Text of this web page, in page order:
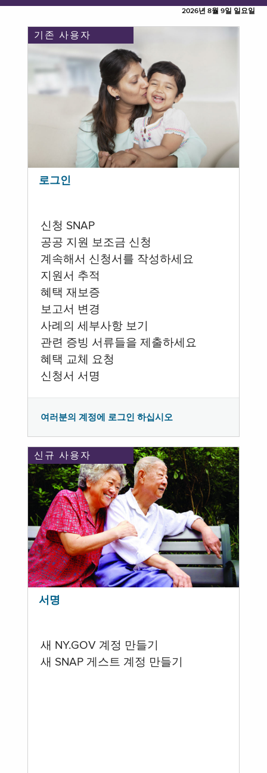
2026년 8월 9일 일요일
기존 사용자
로그인
신청 SNAP
공공 지원 보조금 신청
계속해서 신청서를 작성하세요
지원서 추적
혜택 재보증
보고서 변경
사례의 세부사항 보기
관련 증빙 서류들을 제출하세요
혜택 교체 요청
신청서 서명
여러분의 계정에 로그인 하십시오
신규 사용자
서명
새 NY.GOV 계정 만들기
새 SNAP 게스트 계정 만들기